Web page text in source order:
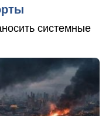
системные